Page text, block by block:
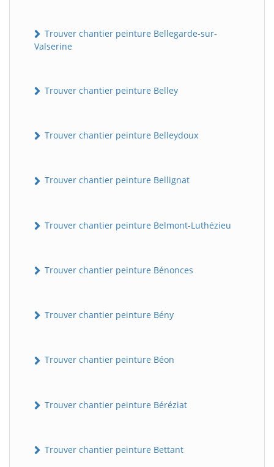
Trouver chantier peinture Bellegarde-sur-
Valserine
Trouver chantier peinture Belley
Trouver chantier peinture Belleydoux
Trouver chantier peinture Bellignat
Trouver chantier peinture Belmont-Luthézieu
Trouver chantier peinture Bénonces
Trouver chantier peinture Bény
Trouver chantier peinture Béon
Trouver chantier peinture Béréziat
Trouver chantier peinture Bettant